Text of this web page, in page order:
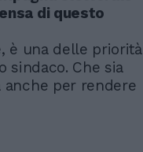
di questo
è una delle priorità
sindaco. Che sia
anche per rendere